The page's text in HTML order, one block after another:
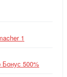
1
500%